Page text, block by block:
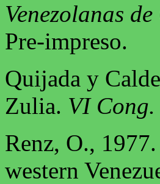
Venezolanas
Pre-impreso.
Quijada y
Zulia. VI Cong.
Renz, O.,
western